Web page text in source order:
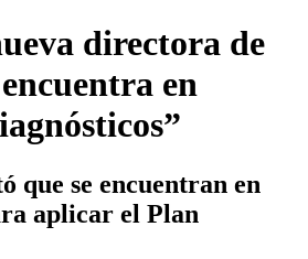
directora de
en
que se encuentran en
aplicar el Plan